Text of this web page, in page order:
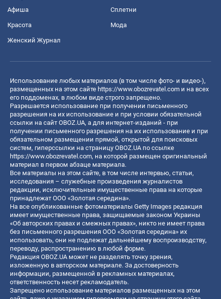
Афиша Сплетни
Красота Мода
Женский Журнал
Использование любых материалов (в том числе фото- и видео-),
размещенных на этом сайте https://www.obozrevatel.com и на всех
его поддоменах, в любом виде строго запрещено.
Разрешается использование при получении письменного
разрешения на их использование и при условии обязательной
ссылки на сайт OBOZ.UA, а для интернет-изданий - при
получении письменного разрешения на их использование и при
обязательном размещении прямой, открытой для поисковых
систем, гиперссылки на страницу OBOZ.UA по ссылке
https://www.obozrevatel.com, на которой размещен оригинальный
материал в первом абзаце материала.
Все материалы на этом сайте, в том числе интервью, статьи,
исследования – служебные произведения журналистов
редакции, исключительные имущественные права на которые
принадлежат ООО «Золотая середина».
На все опубликованные фотоматериалы Getty Images редакция
имеет имущественные права, защищаемые законом Украины
«Об авторских правах и смежных правах», никто не имеет права
без письменного разрешения ООО «Золотая середина» их
использовать, они не подлежат дальнейшему воспроизводству,
переводу, распространению в любой форме.
Редакция OBOZ.UA может не разделять точку зрения,
изложенную в авторском материале. За достоверность
информации, размещенной в рекламных материалах,
ответственность несет рекламодатель.
Запрещено использование материалов размещенных на этом